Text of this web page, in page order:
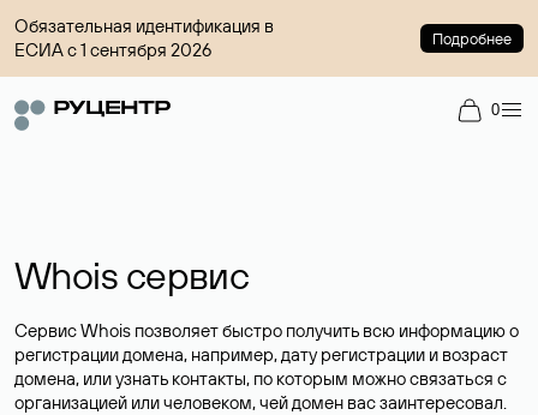
Обязательная идентификация в
ЕСИА с 1 сентября 2026
Подробнее
0
Whois сервис
Сервис Whois позволяет быстро получить всю информацию о
регистрации домена, например, дату регистрации и возраст
домена, или узнать контакты, по которым можно связаться с
организацией или человеком, чей домен вас заинтересовал.